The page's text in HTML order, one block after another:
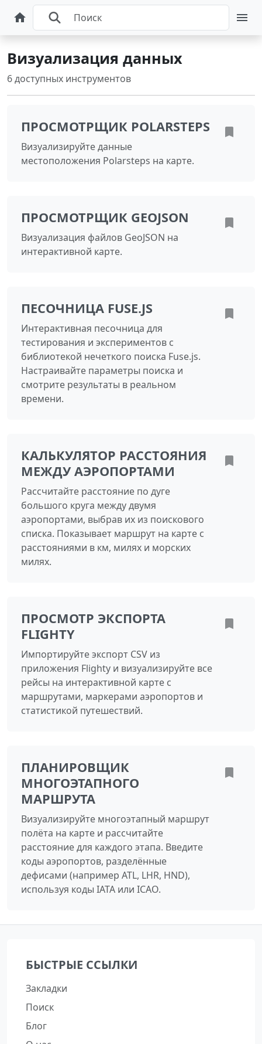
Визуализация данных
6 доступных инструментов
ПРОСМОТРЩИК POLARSTEPS
Визуализируйте данные
местоположения Polarsteps на карте.
ПРОСМОТРЩИК GEOJSON
Визуализация файлов GeoJSON на
интерактивной карте.
ПЕСОЧНИЦА FUSE.JS
Интерактивная песочница для
тестирования и экспериментов с
библиотекой нечеткого поиска Fuse.js.
Настраивайте параметры поиска и
смотрите результаты в реальном
времени.
КАЛЬКУЛЯТОР РАССТОЯНИЯ
МЕЖДУ АЭРОПОРТАМИ
Рассчитайте расстояние по дуге
большого круга между двумя
аэропортами, выбрав их из поискового
списка. Показывает маршрут на карте с
расстояниями в км, милях и морских
милях.
ПРОСМОТР ЭКСПОРТА
FLIGHTY
Импортируйте экспорт CSV из
приложения Flighty и визуализируйте все
рейсы на интерактивной карте с
маршрутами, маркерами аэропортов и
статистикой путешествий.
ПЛАНИРОВЩИК
МНОГОЭТАПНОГО
МАРШРУТА
Визуализируйте многоэтапный маршрут
полёта на карте и рассчитайте
расстояние для каждого этапа. Введите
коды аэропортов, разделённые
дефисами (например ATL, LHR, HND),
используя коды IATA или ICAO.
БЫСТРЫЕ ССЫЛКИ
Закладки
Поиск
Блог